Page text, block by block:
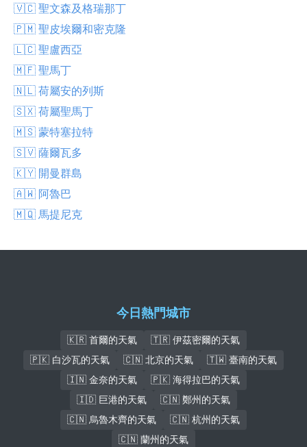
🇻🇨 聖文森及格瑞那丁
🇵🇲 聖皮埃爾和密克隆
🇱🇨 聖盧西亞
🇲🇫 聖馬丁
🇳🇱 荷屬安的列斯
🇸🇽 荷屬聖馬丁
🇲🇸 蒙特塞拉特
🇸🇻 薩爾瓦多
🇰🇾 開曼群島
🇦🇼 阿魯巴
🇲🇶 馬提尼克
今日熱門城市
🇰🇷 首爾的天氣
🇹🇷 伊茲密爾的天氣
🇵🇰 白沙瓦的天氣
🇨🇳 北京的天氣
🇹🇼 臺南的天氣
🇮🇳 金奈的天氣
🇵🇰 海得拉巴的天氣
🇮🇩 巨港的天氣
🇨🇳 鄭州的天氣
🇨🇳 烏魯木齊的天氣
🇨🇳 杭州的天氣
🇨🇳 蘭州的天氣